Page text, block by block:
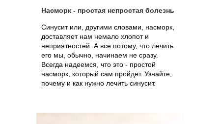
Насморк - простая непростая болезнь
Синусит или, другими словами, насморк,
доставляет нам немало хлопот и
неприятностей. А все потому, что лечить
его мы, обычно, начинаем не сразу.
Всегда надеемся, что это - простой
насморк, который сам пройдет. Узнайте,
почему и как нужно лечить синусит.